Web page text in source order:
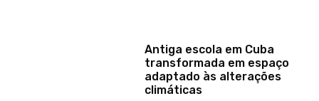
Antiga escola em Cuba
transformada em espaço
adaptado às alterações
climáticas